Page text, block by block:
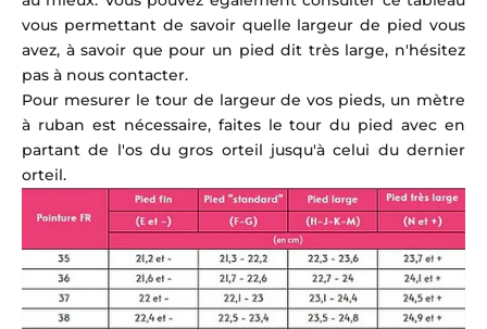
vous permettant de savoir quelle largeur de pied vous
avez, à savoir que pour un pied dit très large, n'hésitez
pas à nous contacter.
Pour mesurer le tour de largeur de vos pieds, un mètre
à ruban est nécessaire, faites le tour du pied avec en
partant de l'os du gros orteil jusqu'à celui du dernier
orteil.